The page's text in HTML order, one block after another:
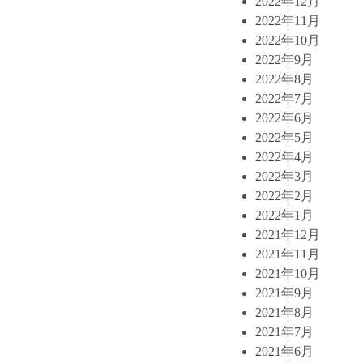
2022年11月
2022年10月
2022年9月
2022年8月
2022年7月
2022年6月
2022年5月
2022年4月
2022年3月
2022年2月
2022年1月
2021年12月
2021年11月
2021年10月
2021年9月
2021年8月
2021年7月
2021年6月